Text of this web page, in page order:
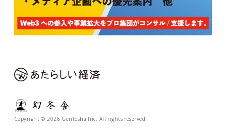
Copyright © 2026 Gentosha Inc. All rights reserved.